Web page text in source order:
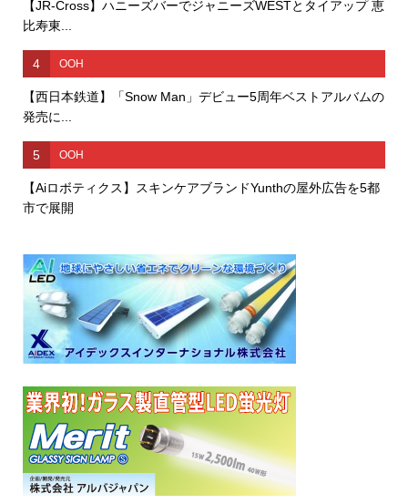
【JR-Cross】ハニーズバーでジャニーズWESTとタイアップ 恵
比寿東...
4 OOH
【西日本鉄道】「Snow Man」デビュー5周年ベストアルバムの
発売に...
5 OOH
【Aiロボティクス】スキンケアブランドYunthの屋外広告を5都
市で展開